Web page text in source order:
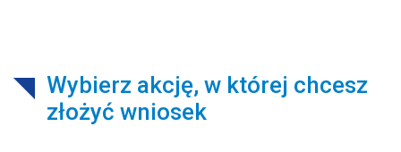
Wybierz akcję, w której chcesz
złożyć wniosek